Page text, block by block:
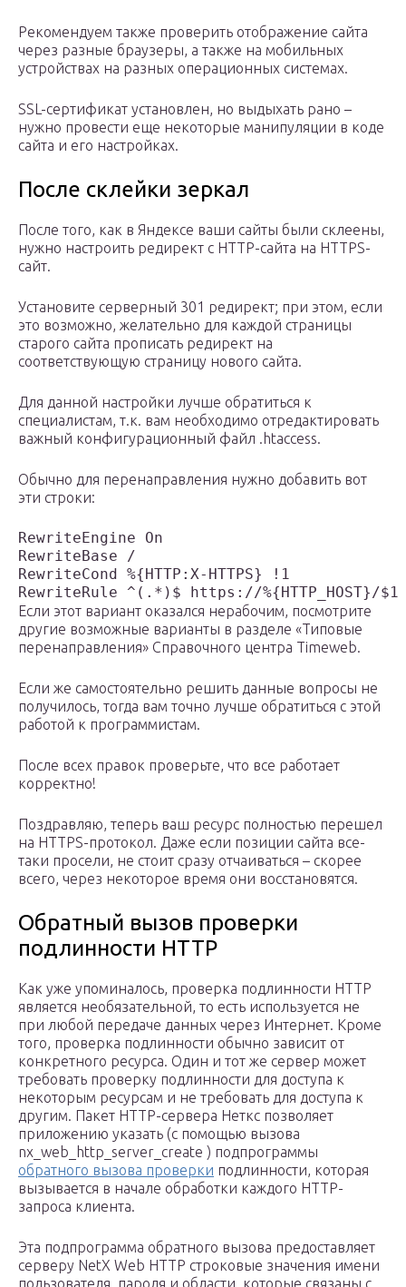
Рекомендуем также проверить отображение сайта
через разные браузеры, а также на мобильных
устройствах на разных операционных системах.
SSL-сертификат установлен, но выдыхать рано –
нужно провести еще некоторые манипуляции в коде
сайта и его настройках.
После склейки зеркал
После того, как в Яндексе ваши сайты были склеены,
нужно настроить редирект с HTTP-сайта на HTTPS-
сайт.
Установите серверный 301 редирект; при этом, если
это возможно, желательно для каждой страницы
старого сайта прописать редирект на
соответствующую страницу нового сайта.
Для данной настройки лучше обратиться к
специалистам, т.к. вам необходимо отредактировать
важный конфигурационный файл .htaccess.
Обычно для перенаправления нужно добавить вот
эти строки:
RewriteEngine On
RewriteBase /
RewriteCond %{HTTP:X-HTTPS} !1
Если этот вариант оказался нерабочим, посмотрите
другие возможные варианты в разделе «Типовые
перенаправления» Справочного центра Timeweb.
Если же самостоятельно решить данные вопросы не
получилось, тогда вам точно лучше обратиться с этой
работой к программистам.
После всех правок проверьте, что все работает
корректно!
Поздравляю, теперь ваш ресурс полностью перешел
на HTTPS-протокол. Даже если позиции сайта все-
таки просели, не стоит сразу отчаиваться – скорее
всего, через некоторое время они восстановятся.
Обратный вызов проверки
подлинности HTTP
Как уже упоминалось, проверка подлинности HTTP
является необязательной, то есть используется не
при любой передаче данных через Интернет. Кроме
того, проверка подлинности обычно зависит от
конкретного ресурса. Один и тот же сервер может
требовать проверку подлинности для доступа к
некоторым ресурсам и не требовать для доступа к
другим. Пакет HTTP-сервера Неткс позволяет
приложению указать (с помощью вызова
nx_web_http_server_create ) подпрограммы
обратного вызова проверки подлинности, которая
вызывается в начале обработки каждого HTTP-
запроса клиента.
Эта подпрограмма обратного вызова предоставляет
серверу NetX Web HTTP строковые значения имени
пользователя, пароля и области, которые связаны с